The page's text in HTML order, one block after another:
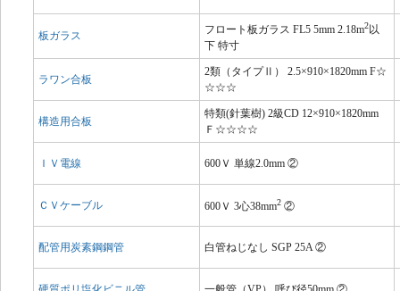
板ガラス フロート板ガラス FL5 5mm 2.18m2以
下 特寸
ラワン合板
2類（タイプⅡ） 2.5×910×1820mm F☆
☆☆☆
構造用合板
特類(針葉樹) 2級CD 12×910×1820mm
Ｆ☆☆☆☆
ＩＶ電線 600Ｖ 単線2.0mm ②
ＣＶケーブル 600Ｖ 3心38mm2 ②
配管用炭素鋼鋼管 白管ねじなし SGP 25A ②